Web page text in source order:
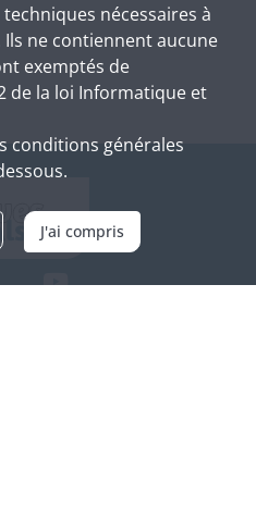
techniques nécessaires à
ne contiennent aucune
exemptés de
de la loi Informatique et
conditions générales
J'ai compris